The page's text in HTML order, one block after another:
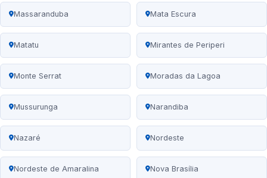
Massaranduba Mata Escura
Matatu Mirantes de Periperi
Monte Serrat Moradas da Lagoa
Mussurunga Narandiba
Nazaré Nordeste
Nordeste de Amaralina Nova Brasília